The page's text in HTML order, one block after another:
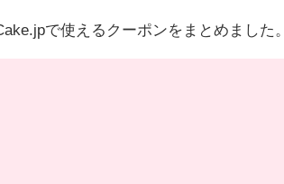
で使えるクーポンをまとめました。